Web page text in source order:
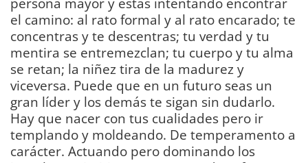
el camino: al rato formal y al rato encarado; te
concentras y te descentras; tu verdad y tu
mentira se entremezclan; tu cuerpo y tu alma
se retan; la niñez tira de la madurez y
viceversa. Puede que en un futuro seas un
gran líder y los demás te sigan sin dudarlo.
Hay que nacer con tus cualidades pero ir
templando y moldeando. De temperamento a
carácter. Actuando pero dominando los